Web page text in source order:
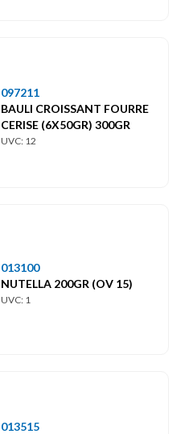
097211
BAULI CROISSANT FOURRE
CERISE (6X50GR) 300GR
UVC: 12
013100
NUTELLA 200GR (OV 15)
UVC: 1
013515